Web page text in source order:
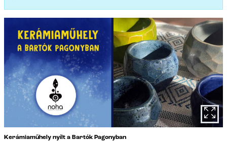
Kerámiaműhely nyílt a Bartók Pagonyban